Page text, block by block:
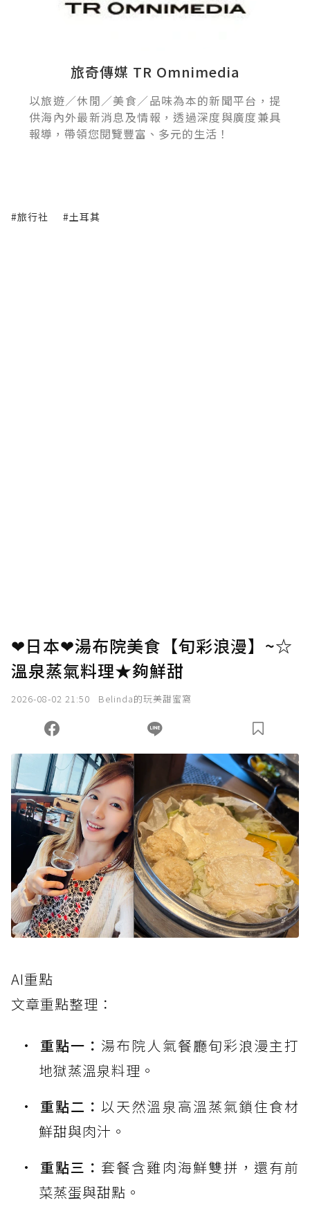
旅奇傳媒 TR Omnimedia
以旅遊／休閒／美食／品味為本的新聞平台，提
供海內外最新消息及情報，透過深度與廣度兼具
報導，帶領您閱覽豐富、多元的生活！
#旅行社 #土耳其
❤日本❤湯布院美食【旬彩浪漫】~☆
溫泉蒸氣料理★夠鮮甜
2026-08-02 21:50 Belinda的玩美甜蜜窩
AI重點
文章重點整理：
重點一： 湯布院人氣餐廳旬彩浪漫主打
地獄蒸溫泉料理。
重點二：以天然溫泉高溫蒸氣鎖住食材
鮮甜與肉汁。
重點三： 套餐含雞肉海鮮雙拼，還有前
菜蒸蛋與甜點。